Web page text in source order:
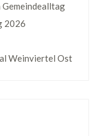
2026
Weinviertel Ost